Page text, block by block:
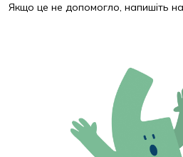
Якщо це не допомогло, напишіть